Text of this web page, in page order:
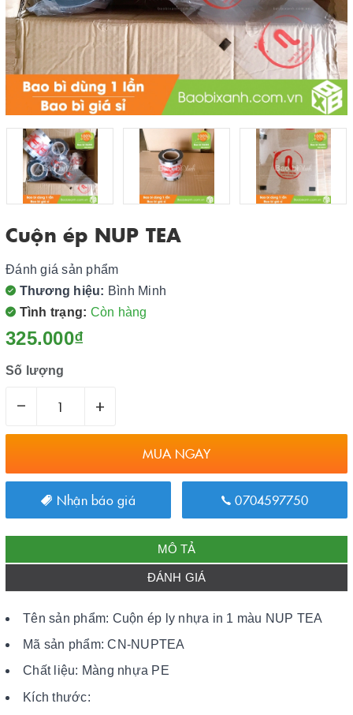
Cuộn ép NUP TEA
Đánh giá sản phẩm
Thương hiệu: Bình Minh
Tình trạng: Còn hàng
325.000₫
Số lượng
– +
MUA NGAY
Nhận báo giá 0704597750
MÔ TẢ
ĐÁNH GIÁ
Tên sản phẩm: Cuộn ép ly nhựa in 1 màu NUP TEA
Mã sản phẩm: CN-NUPTEA
Chất liệu: Màng nhựa PE
Kích thước: